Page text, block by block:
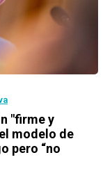
"firme y
modelo de
pero “no